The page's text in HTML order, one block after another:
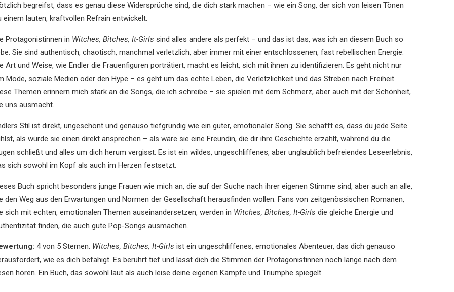
begreifst, dass es genau diese Widersprüche sind, die dich stark machen – wie ein Song, der sich von leisen Tönen
einem lauten, kraftvollen Refrain entwickelt.
Protagonistinnen in Witches, Bitches, It-Girls sind alles andere als perfekt – und das ist das, was ich an diesem Buch so
Sie sind authentisch, chaotisch, manchmal verletzlich, aber immer mit einer entschlossenen, fast rebellischen Energie.
Art und Weise, wie Endler die Frauenfiguren porträtiert, macht es leicht, sich mit ihnen zu identifizieren. Es geht nicht nur
Mode, soziale Medien oder den Hype – es geht um das echte Leben, die Verletzlichkeit und das Streben nach Freiheit.
Themen erinnern mich stark an die Songs, die ich schreibe – sie spielen mit dem Schmerz, aber auch mit der Schönheit,
uns ausmacht.
Stil ist direkt, ungeschönt und genauso tiefgründig wie ein guter, emotionaler Song. Sie schafft es, dass du jede Seite
als würde sie einen direkt ansprechen – als wäre sie eine Freundin, die dir ihre Geschichte erzählt, während du die
schließt und alles um dich herum vergisst. Es ist ein wildes, ungeschliffenes, aber unglaublich befreiendes Leseerlebnis,
sich sowohl im Kopf als auch im Herzen festsetzt.
Buch spricht besonders junge Frauen wie mich an, die auf der Suche nach ihrer eigenen Stimme sind, aber auch an alle,
den Weg aus den Erwartungen und Normen der Gesellschaft herausfinden wollen. Fans von zeitgenössischen Romanen,
sich mit echten, emotionalen Themen auseinandersetzen, werden in Witches, Bitches, It-Girls die gleiche Energie und
finden, die auch gute Pop-Songs ausmachen.
4 von 5 Sternen. Witches, Bitches, It-Girls ist ein ungeschliffenes, emotionales Abenteuer, das dich genauso
wie es dich befähigt. Es berührt tief und lässt dich die Stimmen der Protagonistinnen noch lange nach dem
hören. Ein Buch, das sowohl laut als auch leise deine eigenen Kämpfe und Triumphe spiegelt.